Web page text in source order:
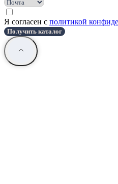
Я согласен с политикой
Получить каталог